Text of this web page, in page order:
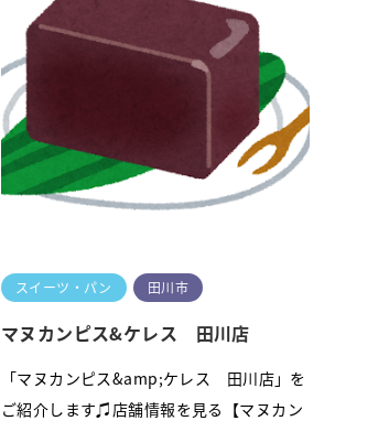
「木輪」をご紹介します♫店舗情報を見る
【木輪】店舗名の由来はその単語の通り、
気の年輪から来ています&#x1f333;木の年
輪のように一年一年大きくなりますよ…
スイーツ・パン 田川市
マヌカンピス&ケレス 田川店
「マヌカンピス&amp;ケレス 田川店」を
ご紹介します♫店舗情報を見る【マヌカン